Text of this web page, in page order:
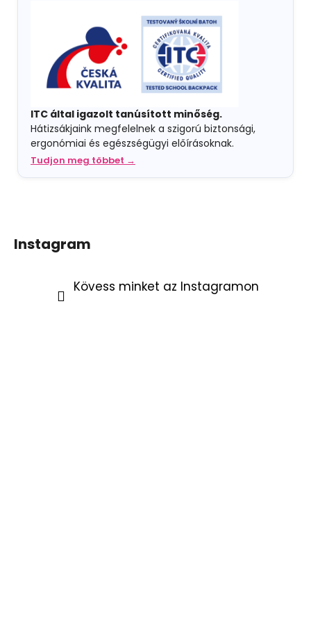
ITC által igazolt tanúsított minőség.
Hátizsákjaink megfelelnek a szigorú biztonsági,
ergonómiai és egészségügyi előírásoknak.
Tudjon meg többet →
Instagram
Kövess minket az Instagramon